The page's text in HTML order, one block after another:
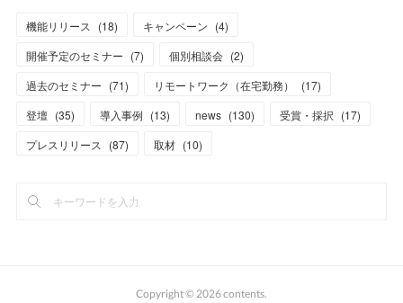
機能リリース (18) キャンペーン (4)
開催予定のセミナー (7) 個別相談会 (2)
過去のセミナー (71) リモートワーク（在宅勤務） (17)
登壇 (35) 導入事例 (13) news (130) 受賞・採択 (17)
プレスリリース
(87) 取材 (10)
Copyright © 2026contents.